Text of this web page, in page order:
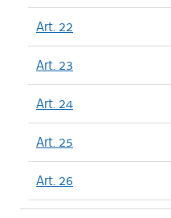
Art. 22
Art. 23
Art. 24
Art. 25
Art. 26